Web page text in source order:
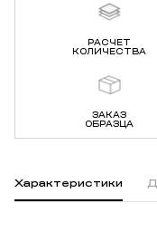
РАСЧЕТ
КОЛИЧЕСТВА
ЗАКАЗ
ОБРАЗЦА
Характеристики